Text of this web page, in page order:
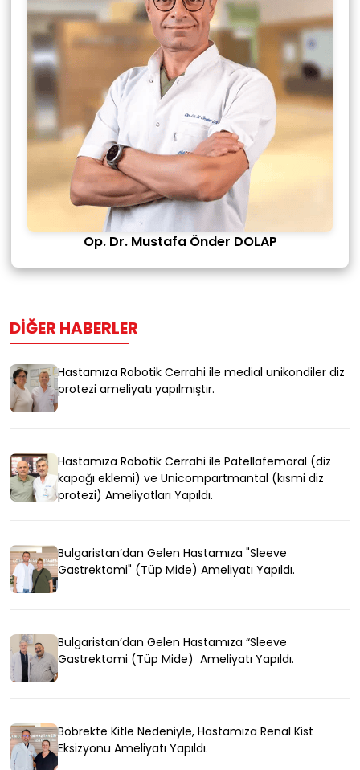
Op. Dr. Mustafa Önder DOLAP
DIĞER HABERLER
Hastamıza Robotik Cerrahi ile medial unikondiler diz
protezi ameliyatı yapılmıştır.
Hastamıza Robotik Cerrahi ile Patellafemoral (diz
kapağı eklemi) ve Unicompartmantal (kısmi diz
protezi) Ameliyatları Yapıldı.
Bulgaristan’dan Gelen Hastamıza "Sleeve
Gastrektomi" (Tüp Mide) Ameliyatı Yapıldı.
Bulgaristan’dan Gelen Hastamıza “Sleeve
Gastrektomi (Tüp Mide) Ameliyatı Yapıldı.
Böbrekte Kitle Nedeniyle, Hastamıza Renal Kist
Eksizyonu Ameliyatı Yapıldı.